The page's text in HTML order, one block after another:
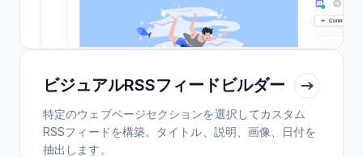
ビジュアルRSSフィードビルダー
特定のウェブページセクションを選択してカスタム
RSSフィードを構築。タイトル、説明、画像、日付を
抽出します。